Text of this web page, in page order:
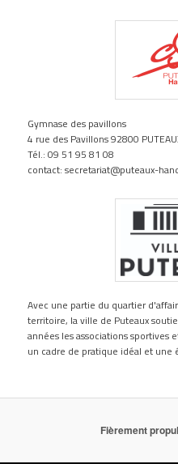
Gymnase des pavillons
4 rue des Pavillons 92800
Tél.: 09 51 95 81 08
contact: secretariat@puteaux-
Avec une partie du quartier
territoire, la ville de Puteaux
années les associations
un cadre de pratique idéal et une
Fièrement